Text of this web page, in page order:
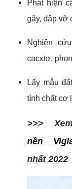
Phát hiện
gãy, dập vỡ
Nghiên
cacxtơ,
Lấy mẫu
tính chất cơ
>>>
nền
nhất 2022